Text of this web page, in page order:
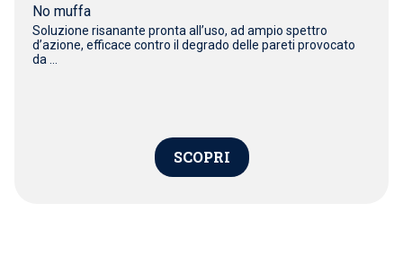
No muffa
Soluzione risanante pronta all’uso, ad ampio spettro
d’azione, efficace contro il degrado delle pareti provocato
da ...
SCOPRI